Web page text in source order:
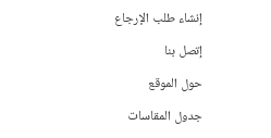
إنشاء طلب الإرجاع
إتصل بنا
حول الموقع
جدول المقاسات